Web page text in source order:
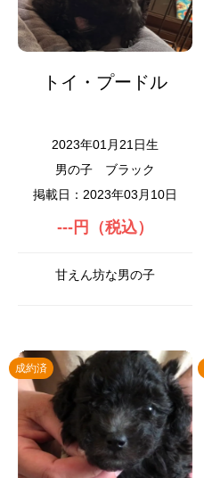
トイ・プードル
2023年01月21日生
男の子
ブラック
掲載日：2023年03月10日
---円（税込）
甘えん坊な男の子
成約済